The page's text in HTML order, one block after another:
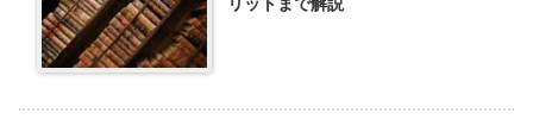
リットまで解説